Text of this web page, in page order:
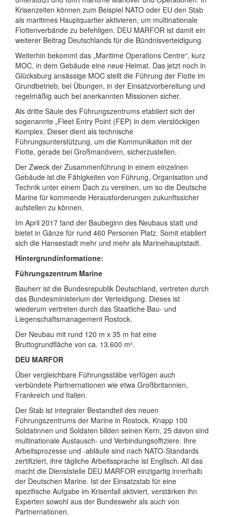
Krisenzeiten können zum Beispiel NATO oder EU den Stab
als maritimes Hauptquartier aktivieren, um multinationale
Flottenverbände zu befehligen. DEU MARFOR ist damit ein
weiterer Beitrag Deutschlands für die Bündnisverteidigung.
Weiterhin bekommt das „Maritime Operations Centre“, kurz
MOC, in dem Gebäude eine neue Heimat. Das jetzt noch in
Glücksburg ansässige MOC stellt die Führung der Flotte im
Grundbetrieb, bei Übungen, in der Einsatzvorbereitung und
regelmäßig auch bei anerkannten Missionen sicher.
Als dritte Säule des Führungszentrums etabliert sich der
sogenannte „Fleet Entry Point (FEP) in dem vierstöckigen
Komplex. Dieser dient als technische
Führungsunterstützung, um die Kommunikation mit der
Flotte, gerade bei Großmanövern, sicherzustellen.
Der Zweck der Zusammenführung in einem einzelnen
Gebäude ist die Fähigkeiten von Führung, Organisation und
Technik unter einem Dach zu vereinen, um so die Deutsche
Marine für kommende Herausforderungen zukunftssicher
aufstellen zu können.
Im April 2017 fand der Baubeginn des Neubaus statt und
bietet in Gänze für rund 460 Personen Platz. Somit etabliert
sich die Hansestadt mehr und mehr als Marinehauptstadt.
Hintergrundinformatione:
Führungszentrum Marine
Bauherr ist die Bundesrepublik Deutschland, vertreten durch
das Bundesministerium der Verteidigung. Dieses ist
wiederum vertreten durch das Staatliche Bau- und
Liegenschaftsmanagement Rostock.
Der Neubau mit rund 120 m x 35 m hat eine
Bruttogrundfläche von ca. 13.600 m².
DEU MARFOR
Über vergleichbare Führungsstäbe verfügen auch
verbündete Partnernationen wie etwa Großbritannien,
Frankreich und Italien.
Der Stab ist integraler Bestandteil des neuen
Führungszentrums der Marine in Rostock. Knapp 100
Soldatinnen und Soldaten bilden seinen Kern, 25 davon sind
multinationale Austausch- und Verbindungsoffiziere. Ihre
Arbeitsprozesse und -abläufe sind nach NATO-Standards
zertifiziert, ihre tägliche Arbeitssprache ist Englisch. All das
macht die Dienststelle DEU MARFOR einzigartig innerhalb
der Deutschen Marine. Ist der Einsatzstab für eine
spezifische Aufgabe im Krisenfall aktiviert, verstärken ihn
Experten sowohl aus der Bundeswehr als auch von
Partnernationen.